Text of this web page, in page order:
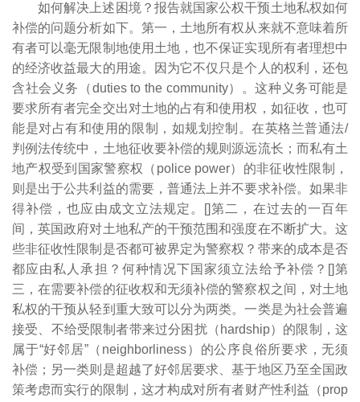
如何解决上述困境？报告就国家公权干预土地私权如何
补偿的问题分析如下。第一，土地所有权从来就不意味着所
有者可以毫无限制地使用土地，也不保证实现所有者理想中
的经济收益最大的用途。因为它不仅只是个人的权利，还包
含社会义务（duties to the community）。这种义务可能是
要求所有者完全交出对土地的占有和使用权，如征收，也可
能是对占有和使用的限制，如规划控制。在英格兰普通法/
判例法传统中，土地征收要补偿的规则源远流长；而私有土
地产权受到国家警察权（police power）的非征收性限制，
则是出于公共利益的需要，普通法上并不要求补偿。如果非
得补偿，也应由成文立法规定。[]第二，在过去的一百年
间，英国政府对土地私产的干预范围和强度在不断扩大。这
些非征收性限制是否都可被界定为警察权？带来的成本是否
都应由私人承担？何种情况下国家须立法给予补偿？[]第
三，在需要补偿的征收权和无须补偿的警察权之间，对土地
私权的干预从轻到重大致可以分为两类。一类是为社会普遍
接受、不给受限制者带来过分困扰（hardship）的限制，这
属于“好邻居”（neighborliness）的公序良俗所要求，无须
补偿；另一类则是超越了好邻居要求、基于地区乃至全国政
策考虑而实行的限制，这才构成对所有者财产性利益（prop